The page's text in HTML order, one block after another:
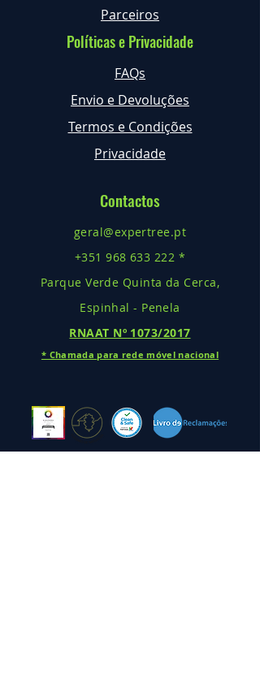
Parceiros
Políticas e Privacidade
FAQs
Envio e Devoluções
Termos e Condições
Privacidade
Contactos
geral@expertree.pt
+351 968 633 222 *
Parque Verde Quinta da Cerca,
Espinhal - Penela
RNAAT Nº 1073/2017
* Chamadapara rede móvel nacional